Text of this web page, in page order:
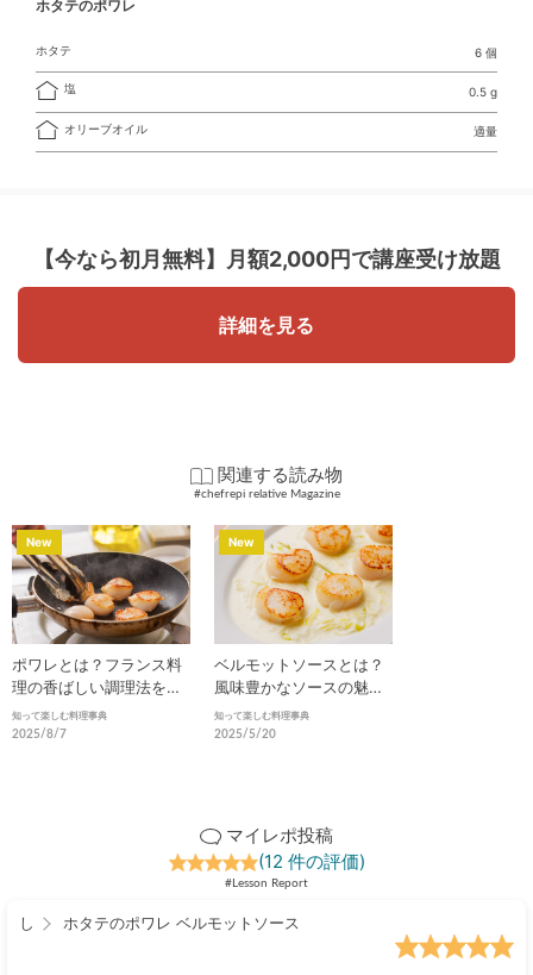
ホタテのポワレ
ホタテ 6 個
塩 0.5 g
オリーブオイル 適量
【今なら初月無料】 月額2,000円で講座受け放題
詳細を見る
関連する読み物
#chefrepi relative Magazine
ポワレとは？フランス料
理の香ばしい調理法を徹
底解説
知って楽しむ料理事典
2025/8/7
New
ベルモットソースとは？
風味豊かなソースの魅力
と活用法を徹底解説
知って楽しむ料理事典
2025/5/20
New
マイレポ投稿
(12 件の評価)
#Lesson Report
し ホタテのポワレ ベルモットソース